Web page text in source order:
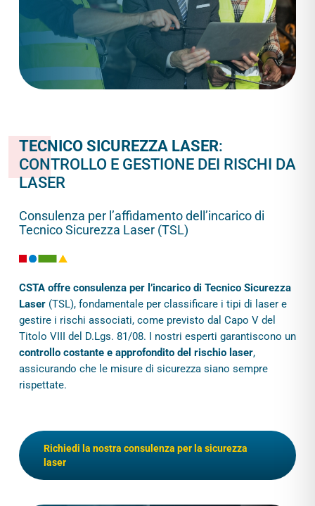
TECNICO SICUREZZA LASER:
CONTROLLO E GESTIONE DEI RISCHI DA
LASER
Consulenza per l’affidamento dell’incarico di
Tecnico Sicurezza Laser (TSL)
CSTA offre consulenza per l’incarico di Tecnico Sicurezza
Laser(TSL), fondamentale per classificare i tipi di laser e
gestire i rischi associati, come previsto dal Capo V del
Titolo VIII del D.Lgs. 81/08. I nostri esperti garantiscono un
controllo costante e approfondito del rischio laser,
assicurando che le misure di sicurezza siano sempre
rispettate.
Richiedi la nostra consulenza per la sicurezza
laser